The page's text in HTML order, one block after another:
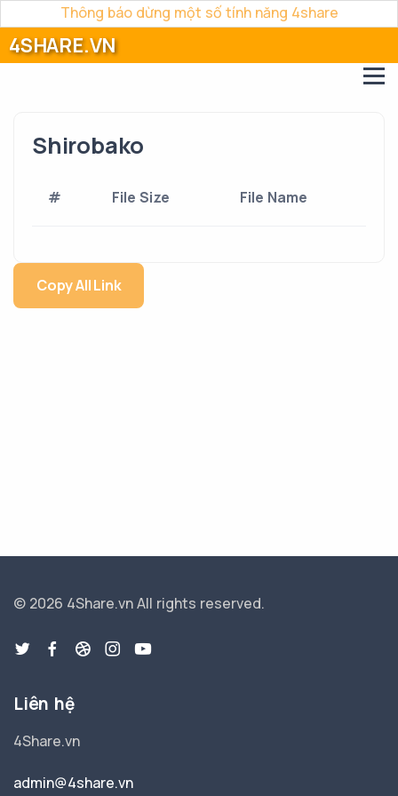
Thông báo dừng một số tính năng 4share
4SHARE.VN
Shirobako
# File Size File Name
Copy All Link
© 2026 4Share.vnAll rights reserved.
Liên hệ
4Share.vn
admin@4share.vn